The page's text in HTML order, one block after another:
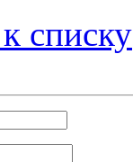
списку